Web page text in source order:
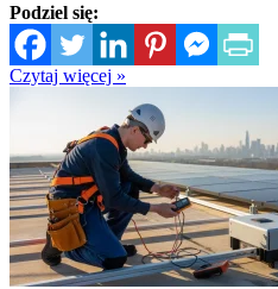
Podziel się:
Czytaj więcej »